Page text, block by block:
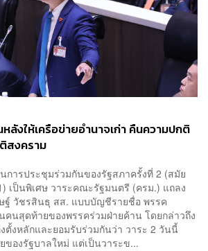
งให้เครือข่ายอำนาจเก่า คืนความปกติ
สงคราม
การประชุมร่วมกันของรัฐสภาครั้งที่ 2 (สมัย
เป็นพิเศษ วาระคณะรัฐมนตรี (ครม.) แถลง
ฐ์ วัชรสินธุ สส. แบบบัญชีรายชื่อ พรรค
นสุดท้ายของพรรคร่วมฝ่ายค้าน โดยกล่าวถึง
ตั้งหลักและยอมรับร่วมกันว่า วาระ 2 วันนี้
ของรัฐบาลใหม่ แต่เป็นวาระข...